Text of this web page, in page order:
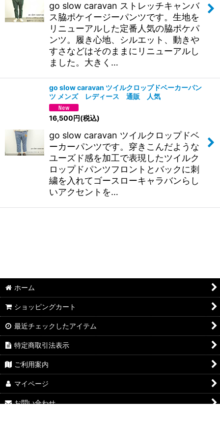
go slow caravan ストレッチキャンバ
ス脇ポケイージーパンツです。生地を
リニューアルした定番人気の脇ポケパ
ンツ。履き心地、シルエット、動きや
すさなどはそのままにリニューアルし
ました。大きく…
go slow caravan ツイルクロップドベーカーパン
ツ メンズ レディース 通販 人気
16,500円(税込)
go slow caravan ツイルクロップドベ
ーカーパンツです。穿きこんだような
ユーズド感を加工で表現したツイルク
ロップドパンツフロントとバックに刺
繍を入れてゴースローキャラバンらし
いアクセントを…
ホーム
ショッピングカート
最近チェックしたアイテム
特定商取引法表示
ご利用案内
マイページ
お問い合わせ